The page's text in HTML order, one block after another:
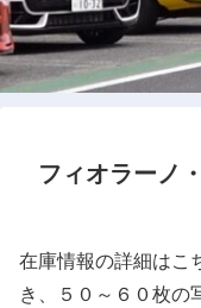
フィオラーノ
在庫情報の詳細は
き、５０～６０枚の